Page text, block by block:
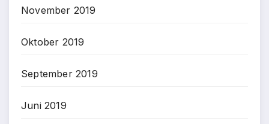
November 2019
Oktober 2019
September 2019
Juni 2019